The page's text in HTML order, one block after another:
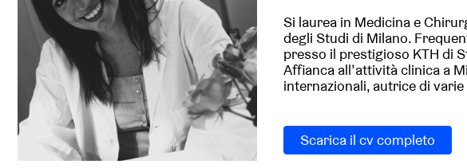
Si laurea in Medicina e
degli Studi di Milano.
presso il prestigioso KTH di
Affianca all’attività clinica a
internazionali, autrice di
Scarica il cv completo